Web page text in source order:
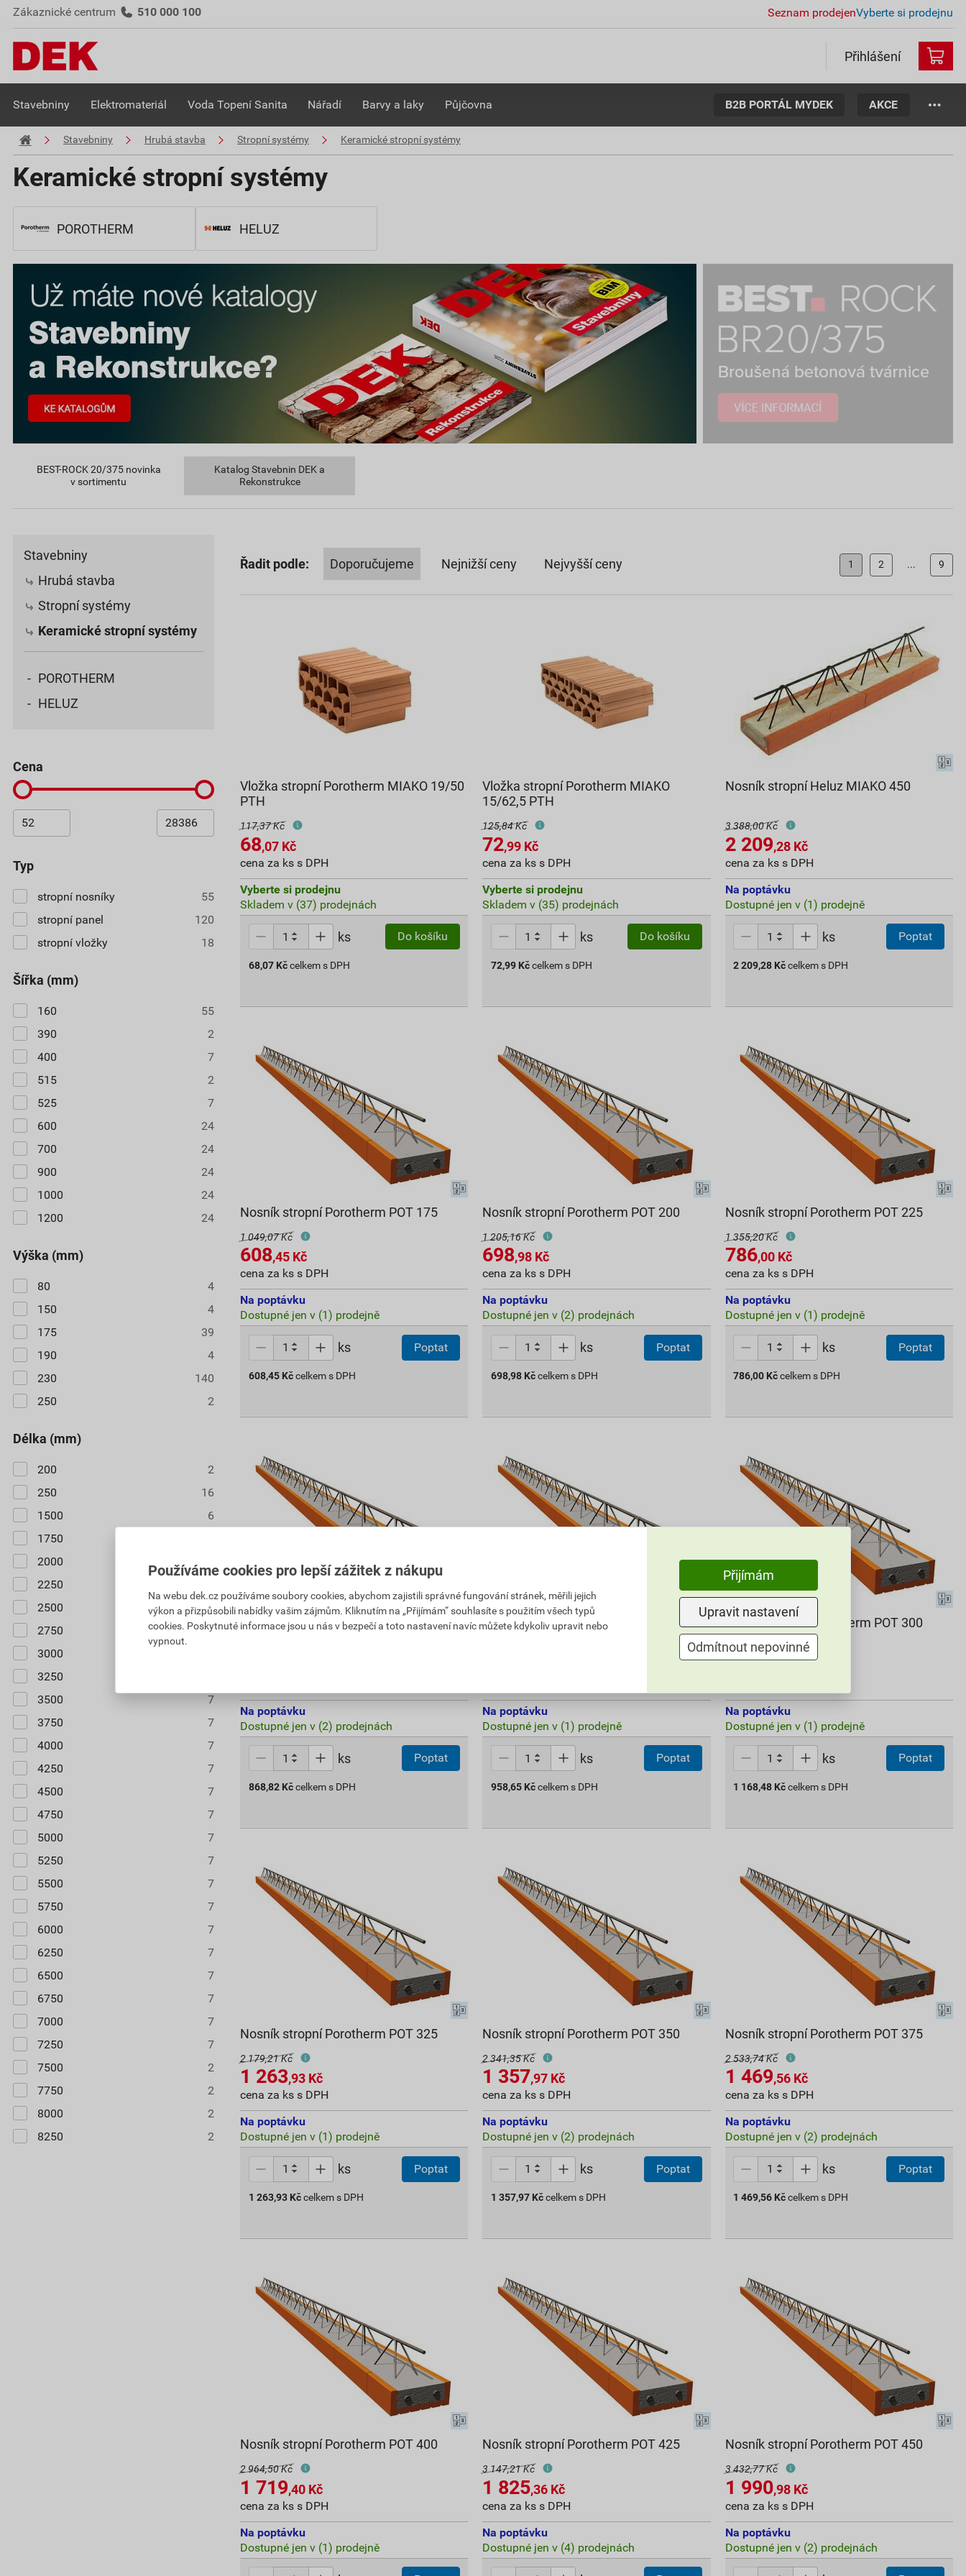
Zákaznické centrum 510 000 100 Seznam prodejenVyberte si prodejnu
Přihlášení
Stavebniny Elektromateriál Voda Topení Sanita Nářadí Barvy a laky Půjčovna B2B PORTÁL MYDEK AKCE
Stavebniny Hrubá stavba Stropní systémy Keramické stropní systémy
Keramické stropní systémy
POROTHERM HELUZ
BEST-ROCK 20/375 novinka
v sortimentu
Katalog Stavebnin DEK a
Rekonstrukce
Stavebniny
Hrubá stavba
Stropní systémy
Keramické stropní systémy
POROTHERM
HELUZ
typ
stropní nosníky
55
stropní panel
120
stropní vložky
18
šířka (mm)
160
55
390
2
400
7
515
2
525
7
600
24
700
24
900
24
1000
24
1200
24
výška (mm)
80
4
150
4
175
39
190
4
230
140
250
2
délka (mm)
200
2
250
16
1500
6
1750
2000
2250
2500
7
2750
7
3000
3250
3500
7
3750
7
4000
7
4250
7
4500
7
4750
7
5000
7
5250
7
5500
7
5750
7
6000
7
6250
7
6500
7
6750
7
7000
7
7250
7
7500
2
7750
2
8000
2
8250
2
cena
Řadit podle: Doporučujeme Nejnižší ceny Nejvyšší ceny 1 2 ... 9
Vložka stropní Porotherm MIAKO 19/50
PTH
117,37 Kč
68,07 Kč
cena za ks s DPH
Vyberte si prodejnu
Skladem v (37) prodejnách
ks Do košíku
68,07 Kč celkem s DPH
Vložka stropní Porotherm MIAKO
15/62,5 PTH
125,84 Kč
72,99 Kč
cena za ks s DPH
Vyberte si prodejnu
Skladem v (35) prodejnách
ks Do košíku
72,99 Kčcelkem s DPH
Nosník stropní Heluz MIAKO 450
3 388,00 Kč
2 209,28Kč
cena za ks s DPH
Na poptávku
Dostupné jen v (1) prodejně
ks Poptat
2 209,28 Kč celkem s DPH
Nosník stropní Porotherm POT 175
1 049,07 Kč
608,45 Kč
cena za ks s DPH
Na poptávku
Dostupné jen v (1) prodejně
ks Poptat
608,45 Kč celkem s DPH
Nosník stropní Porotherm POT 200
1 205,16 Kč
698,98 Kč
cena za ks s DPH
Na poptávku
Dostupné jen v (2) prodejnách
ks Poptat
698,98 Kčcelkem s DPH
Nosník stropní Porotherm POT 225
1 355,20 Kč
786,00Kč
cena za ks s DPH
Na poptávku
Dostupné jen v (1) prodejně
ks Poptat
786,00 Kč celkem s DPH
Nosník stropní Porotherm POT 250
Na poptávku
Dostupné jen v (2) prodejnách
ks Poptat
868,82 Kč celkem s DPH
Nosník stropní Porotherm POT 275
Na poptávku
Dostupné jen v (1) prodejně
ks Poptat
958,65 Kčcelkem s DPH
Nosník stropní Porotherm POT 300
2 014,65 Kč
1 168
Na poptávku
Dostupné jen v (1) prodejně
ks Poptat
1 168,48 Kč celkem s DPH
Nosník stropní Porotherm POT 325
2 179,21 Kč
1 263,93 Kč
cena za ks s DPH
Na poptávku
Dostupné jen v (1) prodejně
ks Poptat
1 263,93 Kč celkem s DPH
Nosník stropní Porotherm POT 350
2 341,35 Kč
1 357,97 Kč
cena za ks s DPH
Na poptávku
Dostupné jen v (2) prodejnách
ks Poptat
1 357,97 Kčcelkem s DPH
Nosník stropní Porotherm POT 375
2 533,74 Kč
1 469,56Kč
cena za ks s DPH
Na poptávku
Dostupné jen v (2) prodejnách
ks Poptat
1 469,56 Kč celkem s DPH
Nosník stropní Porotherm POT 400
2 964,50 Kč
1 719,40 Kč
cena za ks s DPH
Na poptávku
Dostupné jen v (1) prodejně
Nosník stropní Porotherm POT 425
3 147,21 Kč
1 825,36 Kč
cena za ks s DPH
Na poptávku
Dostupné jen v (4) prodejnách
Nosník stropní Porotherm POT 450
3 432,77 Kč
1 990,98Kč
cena za ks s DPH
Na poptávku
Dostupné jen v (2) prodejnách
Používáme cookies pro lepší zážitek z nákupu
Na webu dek.cz používáme soubory cookies, abychom zajistili správné fungování stránek, měřili jejich
výkon a přizpůsobili nabídky vašim zájmům. Kliknutím na „Přijímám“ souhlasíte s použitím všech typů
cookies. Poskytnuté informace jsou u nás v bezpečí a toto nastavení navíc můžete kdykoliv upravit nebo
vypnout.
Přijímám
Upravit nastavení
Odmítnout nepovinné